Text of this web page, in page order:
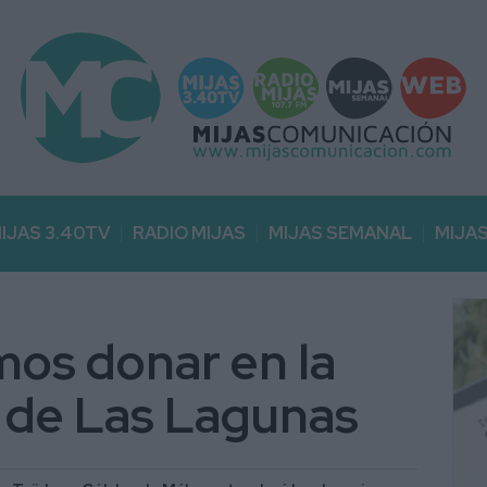
3.40TV RADIO MIJAS MIJAS SEMANAL
donar en la
Las Lagunas